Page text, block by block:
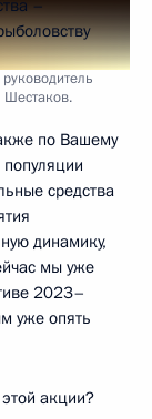
Шестаков.
по Вашему
средства
динамику,
мы уже
2023–
уже опять
акции?